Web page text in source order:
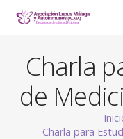
Charla
de
Charla para